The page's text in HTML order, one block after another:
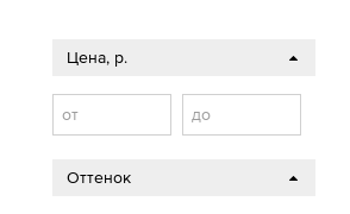
Цена, р.
от до
Оттенок